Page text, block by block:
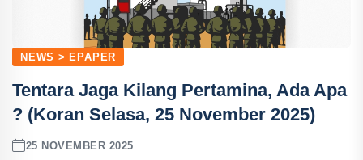
NEWS > EPAPER
Tentara Jaga Kilang Pertamina, Ada Apa
? (Koran Selasa, 25 November 2025)
25 NOVEMBER 2025